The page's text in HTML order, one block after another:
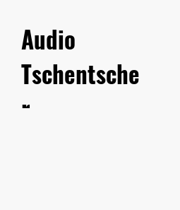
Audio
Tschentsche
r